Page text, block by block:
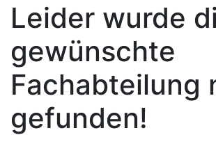
Leider wurde
gewünschte
Fachabteilung
gefunden!